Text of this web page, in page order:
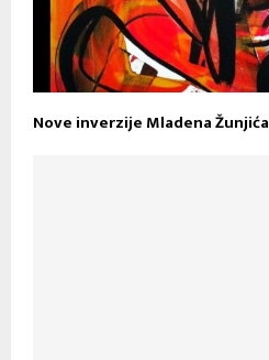
Nove inverzije Mladena Žunjića